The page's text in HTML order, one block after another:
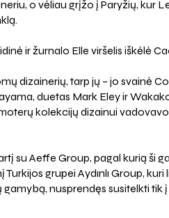
o vėliau grįžo į Paryžių, kur
ir žurnalo Elle viršelis iškėlė
dizainerių, tarp jų – jo svainė
duetas Mark Eley ir
kolekcijų dizainui
su Aeffe Group, pagal kurią ši
grupei Aydınlı Group,
gamybą, nusprendęs susitelkti